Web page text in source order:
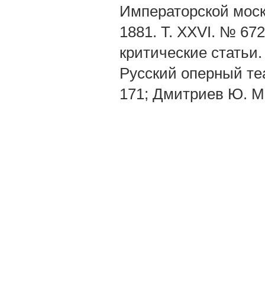
Императорской
1881. Т. XXVI. №
критические
Русский оперный
171; Дмитриев Ю.